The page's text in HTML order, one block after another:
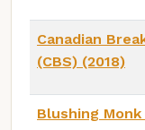
Canadian
(CBS) (2018)
Blushing Monk